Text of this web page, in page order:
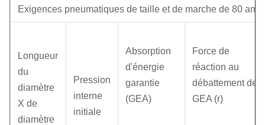
Exigences pneumatiques de taille et de marche de 80
Longueur
du
diamètre
X de
diamètre
Pression
interne
initiale
Absorption
d'énergie
garantie
(GEA)
Force de
réaction au
débattement de
GEA (r)